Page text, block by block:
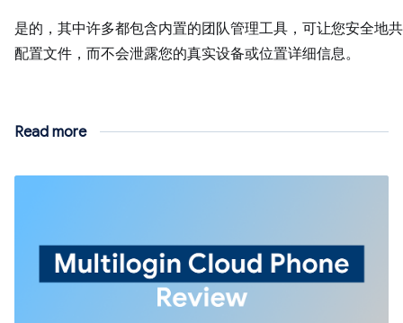
是的，其中许多都包含内置的团队管理工具，可让您安全地
配置文件，而不会泄露您的真实设备或位置详细信息。
Read more